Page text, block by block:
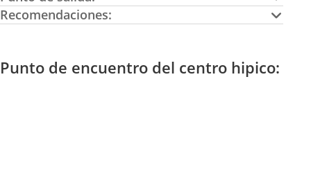
Recomendaciones:
Punto de encuentro del centro hipico: